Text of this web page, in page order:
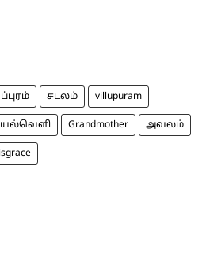
சடலம் villupuram
Grandmother அவலம்